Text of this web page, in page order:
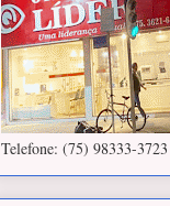
Telefone: (75) 98333-3723